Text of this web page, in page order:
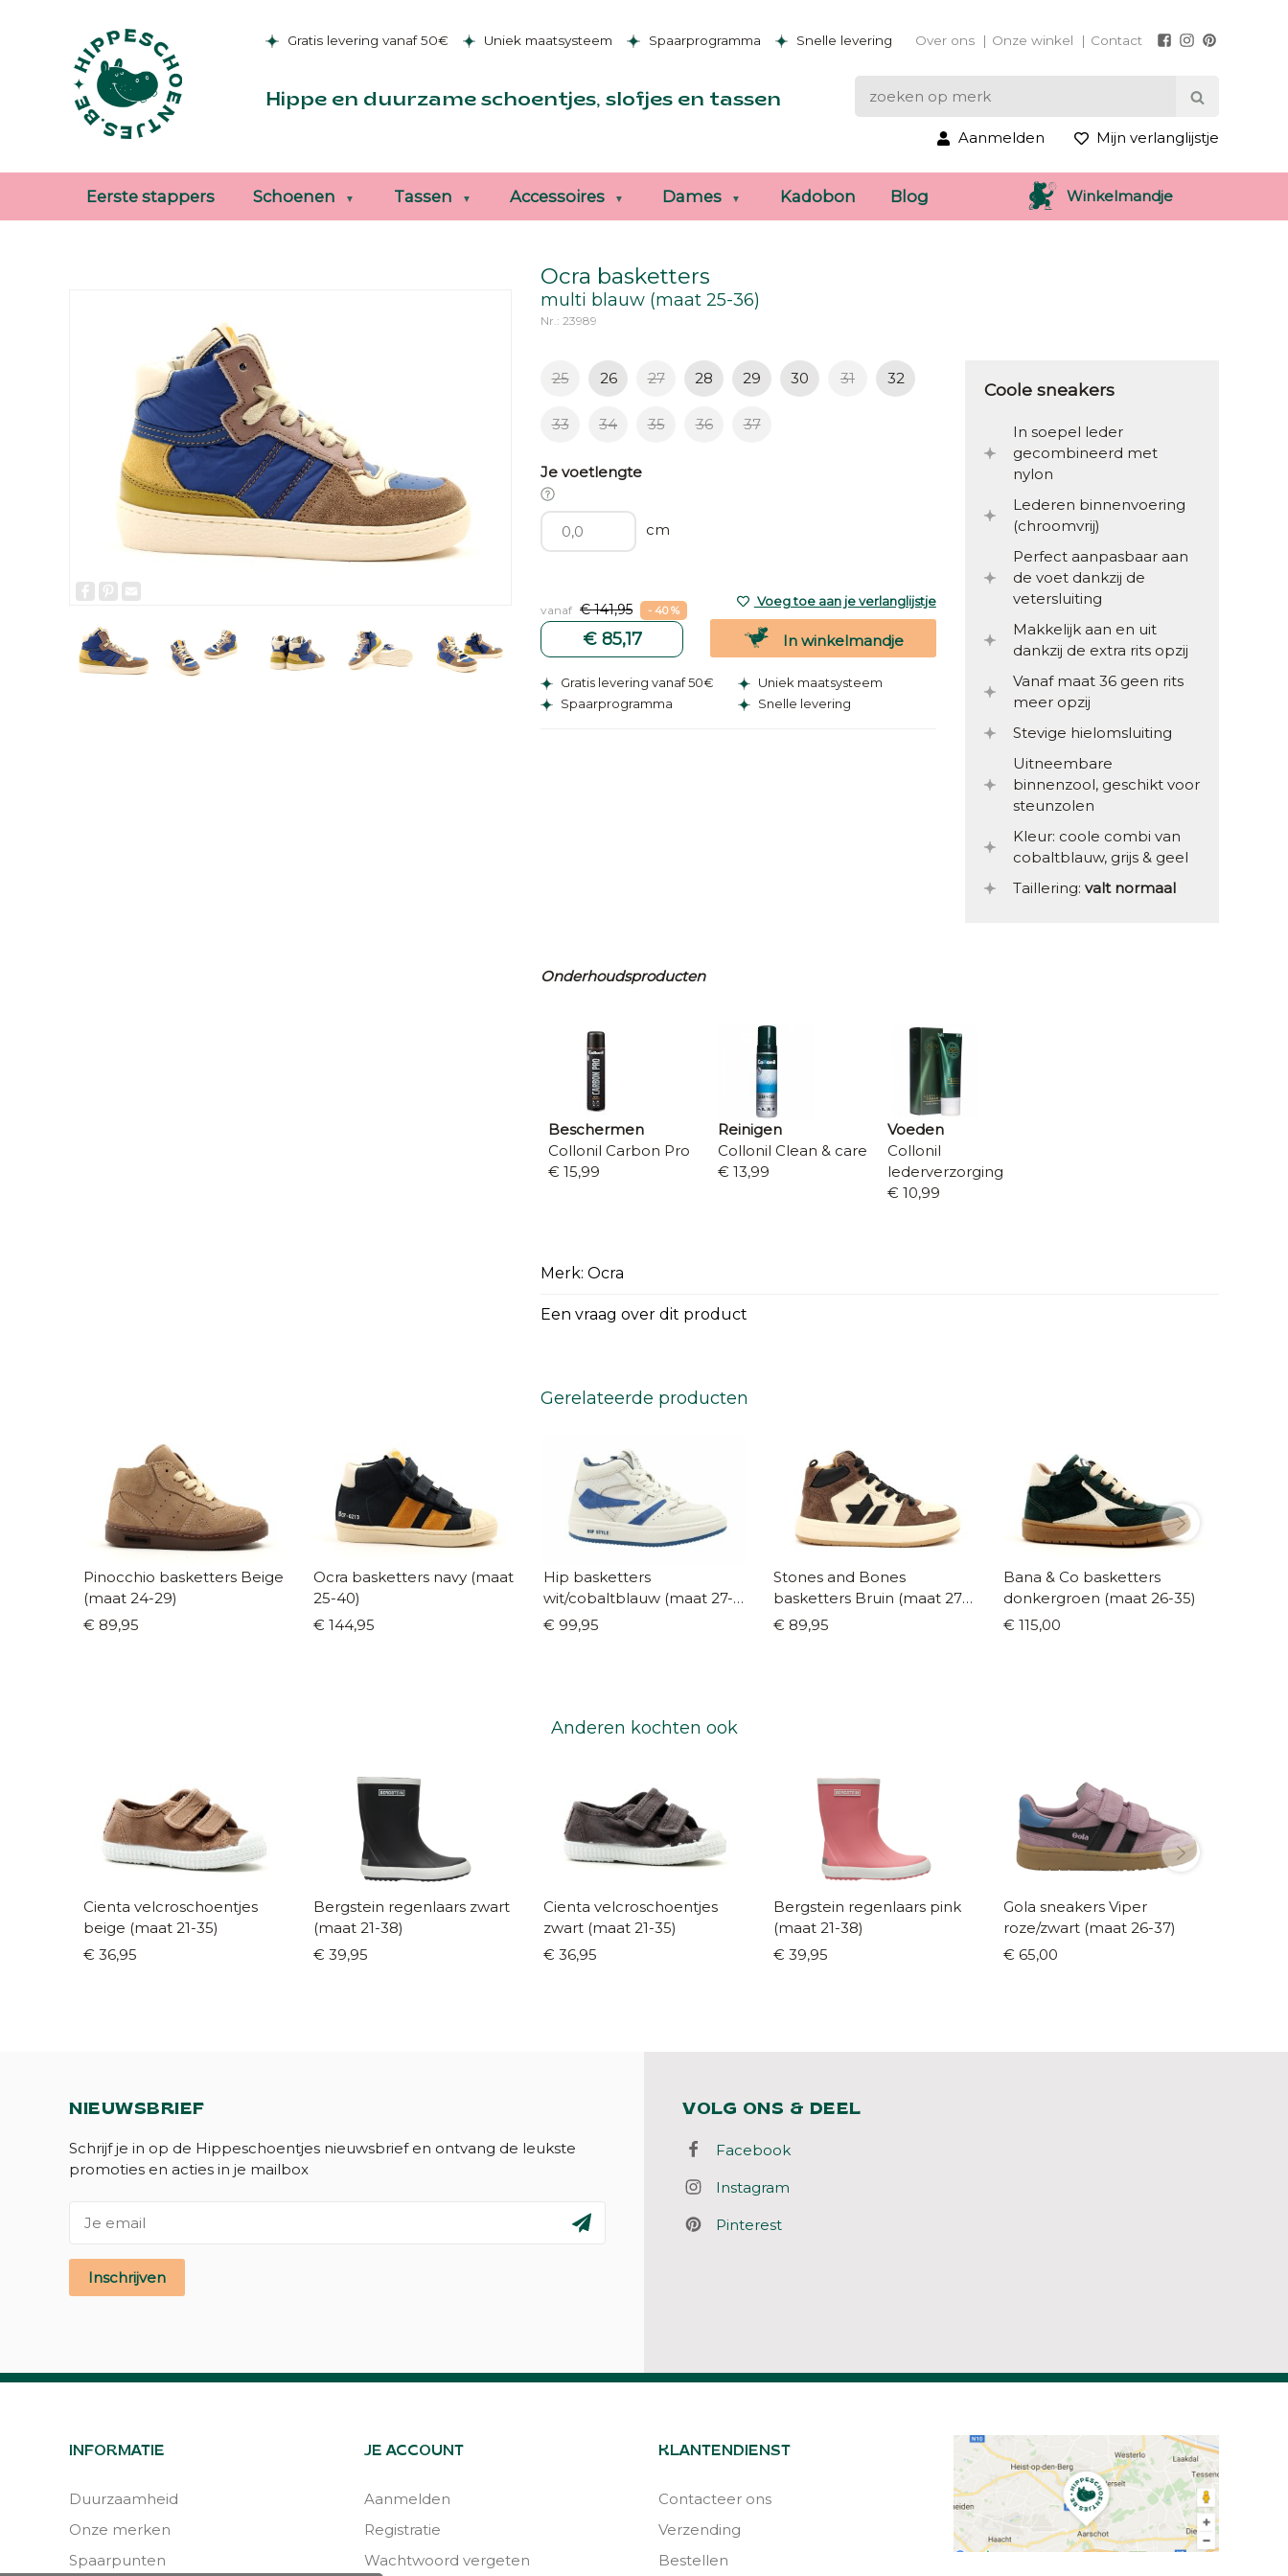
Gratis levering vanaf 50€ Uniek maatsysteem Spaarprogramma Snelle levering Over ons Onze winkel Contact
Hippe en duurzame schoentjes, slofjes en tassen
Aanmelden Mijn verlanglijstje
Eerste stappers Schoenen Tassen Accessoires Dames Kadobon Blog Winkelmandje
Ocra basketters
Facebook
Pinterest
multi blauw (maat 25-36)
Nr.: 23989
25 26 27 28 29 30 31 32
33 34 35 36 37
Je voetlengte
cm
vanaf € 141,95 - 40 %
€ 85,17
Voeg toe aan je verlanglijstje
In winkelmandje
Gratis levering vanaf 50€
Uniek maatsysteem
Spaarprogramma
Snelle levering
Coole sneakers
In soepel leder
gecombineerd met
nylon
Lederen binnenvoering
(chroomvrij)
Perfect aanpasbaar aan
de voet dankzij de
vetersluiting
Makkelijk aan en uit
dankzij de extra rits opzij
Vanaf maat 36 geen rits
meer opzij
Stevige hielomsluiting
Uitneembare
binnenzool, geschikt voor
steunzolen
Kleur: coole combi van
cobaltblauw, grijs & geel
Taillering: valt normaal
Onderhoudsproducten
Beschermen
Collonil Carbon Pro
€ 15,99
Reinigen
Collonil Clean & care
€ 13,99
Voeden
Collonil
lederverzorging
€ 10,99
Merk: Ocra
Een vraag over dit product
Gerelateerde producten
Pinocchio basketters Beige
(maat 24-29)
€ 89,95
Ocra basketters navy (maat
25-40)
€ 144,95
Hip basketters
wit/cobaltblauw (maat 27-
38)
€ 99,95
Stones and Bones
basketters Bruin (maat 27-
40)
€ 89,95
Bana & Co basketters
donkergroen (maat 26-35)
€ 115,00
Anderen kochten ook
Cienta velcroschoentjes
beige (maat 21-35)
€ 36,95
Bergstein regenlaars zwart
(maat 21-38)
€ 39,95
Cienta velcroschoentjes
zwart (maat 21-35)
€ 36,95
Bergstein regenlaars pink
(maat 21-38)
€ 39,95
Gola sneakers Viper
roze/zwart (maat 26-37)
€ 65,00
NIEUWSBRIEF
Schrijf je in op de Hippeschoentjes nieuwsbrief en ontvang de leukste
promoties en acties in je mailbox
Inschrijven
VOLG ONS & DEEL
Facebook
Instagram
Pinterest
INFORMATIE
Duurzaamheid
Onze merken
Spaarpunten
JE ACCOUNT
Aanmelden
Registratie
Wachtwoord vergeten
KLANTENDIENST
Contacteer ons
Verzending
Bestellen